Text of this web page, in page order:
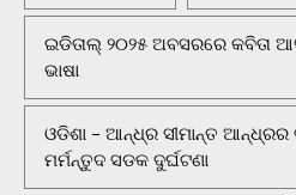
ଇଡିତାଲ୍ ୨୦୨୫ ଅବସରରେ କବିତା
ଭାଷା
ଓଡିଶା - ଆନ୍ଧ୍ର ସୀମାନ୍ତ
ମର୍ମନ୍ତୁଦ ସଡକ ଦୁର୍ଘଟଣା